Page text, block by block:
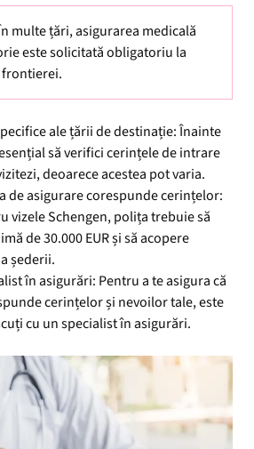
multe țări, asigurarea medicală
este solicitată obligatoriu la
ale țării de destinație: Înainte
să verifici cerințele de intrare
deoarece acestea pot varia.
de asigurare corespunde cerințelor:
vizele Schengen, polița trebuie să
de 30.000 EUR și să acopere
șederii.
în asigurări: Pentru a te asigura că
cerințelor și nevoilor tale, este
cu un specialist în asigurări.